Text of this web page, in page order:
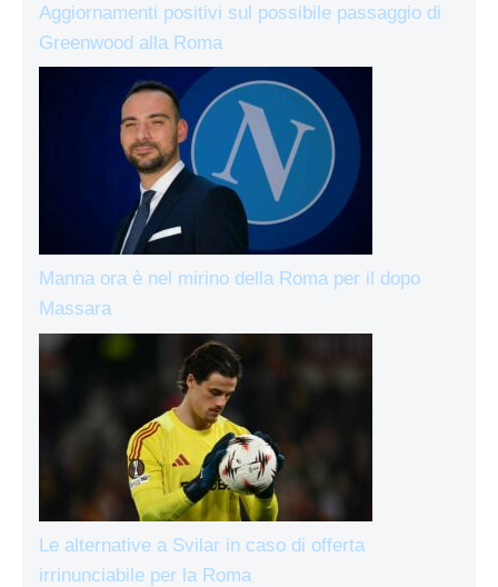
Aggiornamenti positivi sul possibile passaggio di
Greenwood alla Roma
Manna ora è nel mirino della Roma per il dopo
Massara
Le alternative a Svilar in caso di offerta
irrinunciabile per la Roma